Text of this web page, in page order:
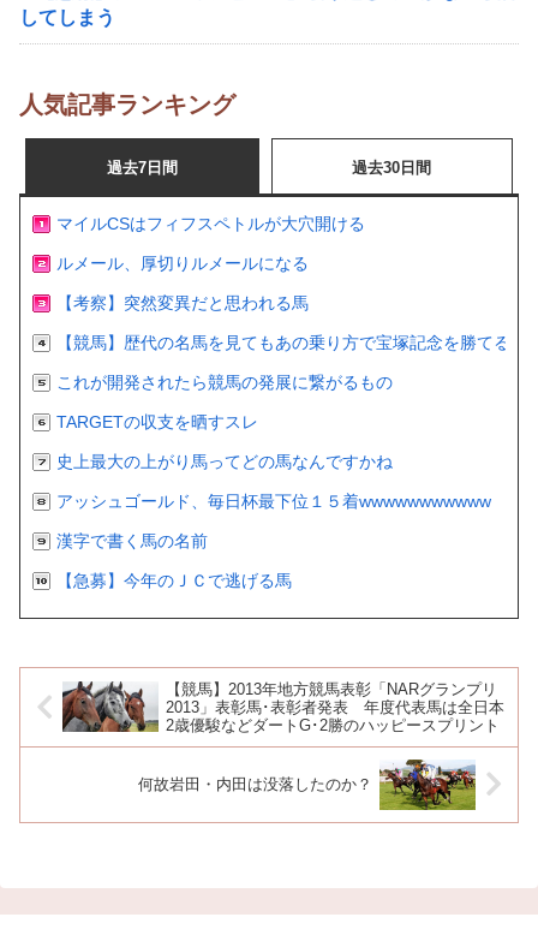
してしまう
人気記事ランキング
過去7日間 過去30日間
マイルCSはフィフスペトルが大穴開ける
ルメール、厚切りルメールになる
【考察】突然変異だと思われる馬
【競馬】歴代の名馬を見てもあの乗り方で宝塚記念を勝てる
これが開発されたら競馬の発展に繋がるもの
TARGETの収支を晒すスレ
史上最大の上がり馬ってどの馬なんですかね
アッシュゴールド、毎日杯最下位１５着wwwwwwwwwww
漢字で書く馬の名前
【急募】今年のＪＣで逃げる馬
【競馬】2013年地方競馬表彰「NARグランプリ
2013」表彰馬･表彰者発表 年度代表馬は全日本
2歳優駿などダートG･2勝のハッピースプリント
何故岩田・内田は没落したのか？